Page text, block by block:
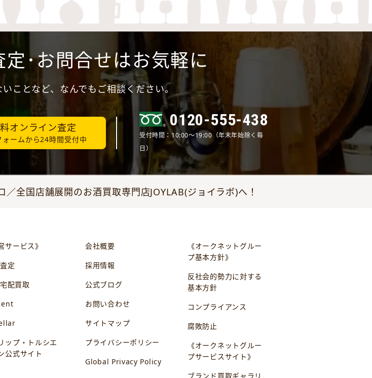
･お問合せはお気軽に
ことなど、なんでもご相談ください。
オンライン査定
ォームから24時間受付中
0120-555-438
受付時間：10:00～19:00（年末年始除く毎
日）
全国店舗展開のお酒買取専門店JOYLAB(ジョイラボ)へ！
サービス》
定
配買取
ップ・トルシエ
公式サイト
会社概要
採用情報
公式ブログ
お問い合わせ
サイトマップ
プライバシーポリシー
Global Privacy Policy
《オークネットグルー
プ基本方針》
反社会的勢力に対する
基本方針
コンプライアンス
腐敗防止
《オークネットグルー
プサービスサイト》
ブランド買取ギャラリ